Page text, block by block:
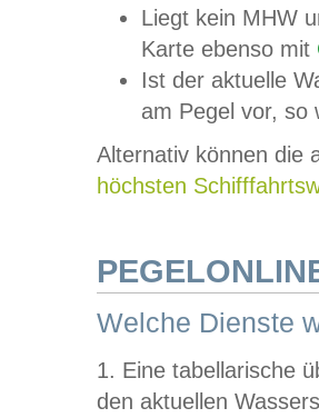
Liegt kein MHW
Karte ebenso mit
Ist der aktuelle
am Pegel vor,
Alternativ können die
höchsten
Welche Dienste
1. Eine tabellarische
den aktuellen